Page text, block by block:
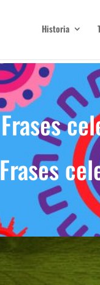
Historia
Frases
Frases